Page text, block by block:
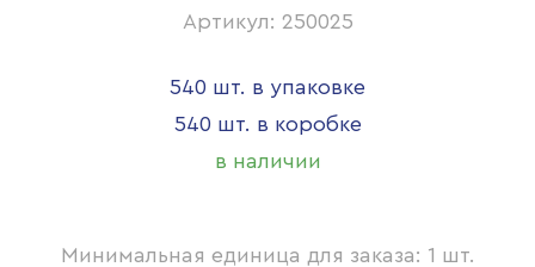
Артикул: 250025
540 шт. в упаковке
540 шт. в коробке
в наличии
Минимальная единица для заказа: 1 шт.